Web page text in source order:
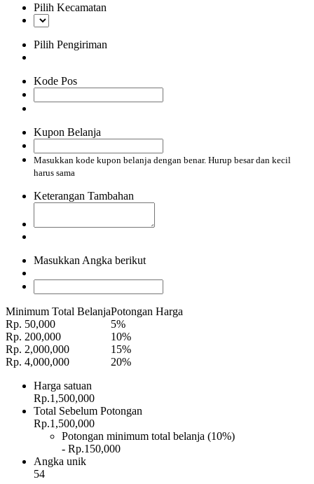
Pilih Kecamatan
Pilih Pengiriman
Kode Pos
Kupon Belanja
Masukkan kode kupon belanja dengan benar. Hurup besar dan kecil
harus sama
Keterangan Tambahan
Masukkan Angka berikut
Minimum Total BelanjaPotongan Harga
Rp. 50,000
5%
Rp. 200,000
10%
Rp. 2,000,000
15%
Rp. 4,000,000
20%
Harga satuan
Rp.1,500,000
Total Sebelum Potongan
Rp.1,500,000
Potongan minimum total belanja (10%)
- Rp.150,000
Angka unik
54